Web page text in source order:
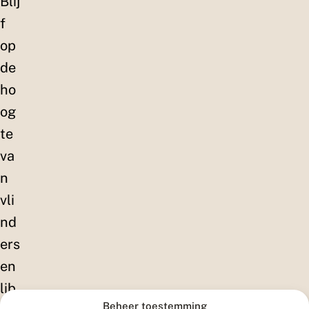
Beheer toestemming
f
op
de
ho
og
te
va
n
vli
nd
ers
en
lib